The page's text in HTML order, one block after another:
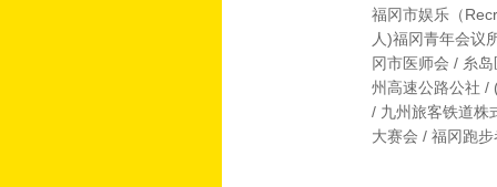
福冈市娱乐（
人)福冈青年会议
冈市医师会 / 糸
州高速公路公社 /
/ 九州旅客铁道株
大赛会 / 福冈跑